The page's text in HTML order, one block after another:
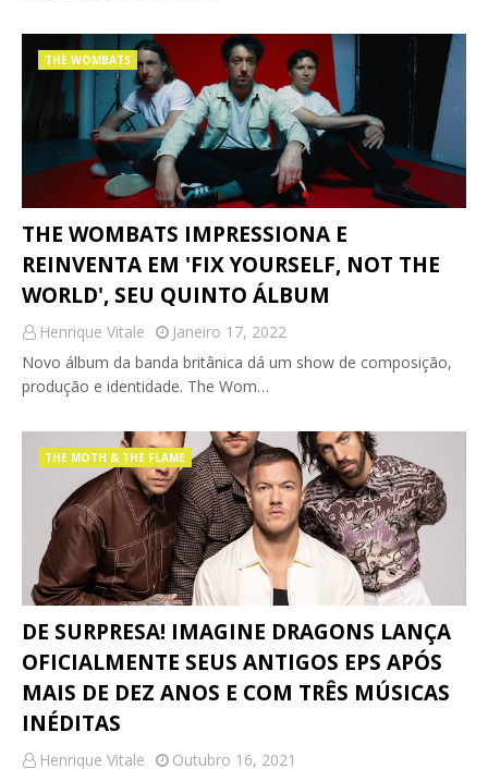
THE WOMBATS
THE WOMBATS IMPRESSIONA E
REINVENTA EM 'FIX YOURSELF, NOT THE
WORLD', SEU QUINTO ÁLBUM
Henrique Vitale
Janeiro 17, 2022
Novo álbum da banda britânica dá um show de composição,
produção e identidade. The Wom…
THE MOTH & THE FLAME
DE SURPRESA! IMAGINE DRAGONS LANÇA
OFICIALMENTE SEUS ANTIGOS EPS APÓS
MAIS DE DEZ ANOS E COM TRÊS MÚSICAS
INÉDITAS
Henrique Vitale Outubro 16, 2021